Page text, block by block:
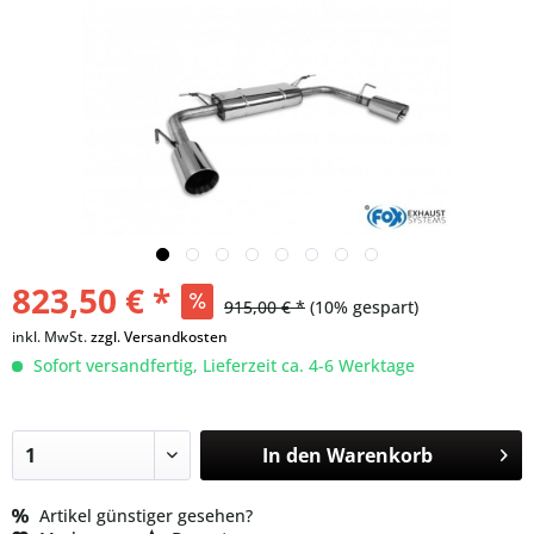
823,50 € * 915,00 € * (10% gespart)
inkl. MwSt.zzgl. Versandkosten
Sofort versandfertig, Lieferzeit ca. 4-6 Werktage
In den Warenkorb
Artikel günstiger gesehen?